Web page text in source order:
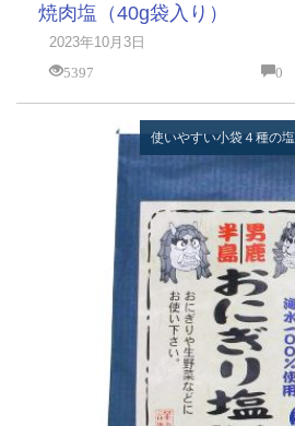
焼肉塩（40g袋入り）
2023年10月3日
5397
0
使いやすい小袋４種の塩